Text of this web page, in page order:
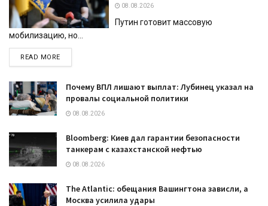
08.08.2026
Путин готовит массовую
мобилизацию, но...
READ MOREDETAILS
Почему ВПЛ лишают выплат: Лубинец указал на
провалы социальной политики
08.08.2026
Bloomberg: Киев дал гарантии безопасности
танкерам с казахстанской нефтью
08.08.2026
The Atlantic: обещания Вашингтона зависли, а
Москва усилила удары